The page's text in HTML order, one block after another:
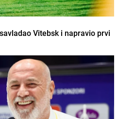
Vitebsk i napravio prvi